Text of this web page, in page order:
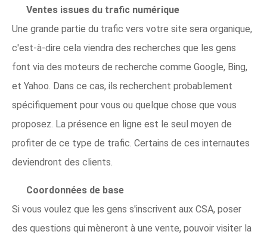
Ventes issues du trafic numérique
Une grande partie du trafic vers votre site sera organique,
c'est-à-dire cela viendra des recherches que les gens
font via des moteurs de recherche comme Google, Bing,
et Yahoo. Dans ce cas, ils recherchent probablement
spécifiquement pour vous ou quelque chose que vous
proposez. La présence en ligne est le seul moyen de
profiter de ce type de trafic. Certains de ces internautes
deviendront des clients.
Coordonnées de base
Si vous voulez que les gens s'inscrivent aux CSA, poser
des questions qui mèneront à une vente, pouvoir visiter la